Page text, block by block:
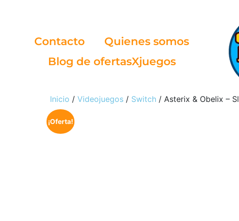
Contacto
Quienes somos
Blog de ofertasXjuegos
Inicio / Videojuegos / Switch / Asterix & Obelix –
¡Oferta!